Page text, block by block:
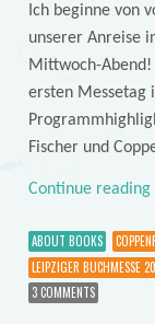
Ich beginne von
unserer Anreise
Mittwoch-
ersten Messetag
Fischer und
Continue reading
ABOUT BOOKS
LEIPZIGER BUCHMESSE
3 COMMENTS